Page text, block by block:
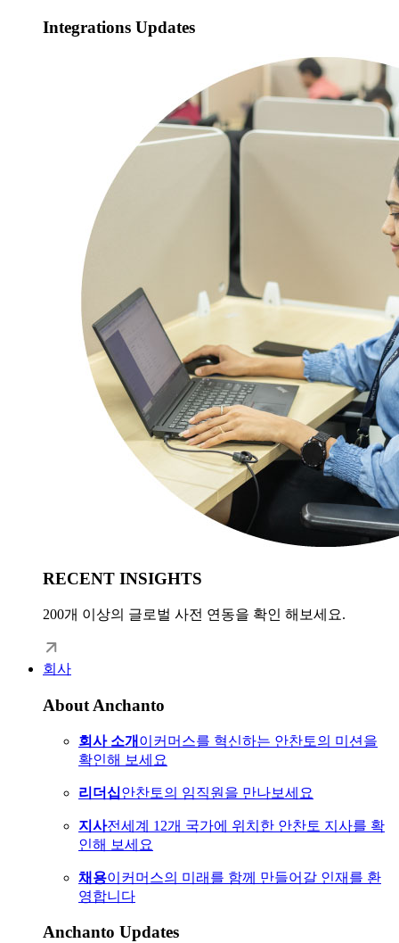
Integrations Updates
RECENT INSIGHTS
200개 이상의 글로벌 사전 연동을 확인 해보세요.
회사
About Anchanto
회사 소개 이커머스를 혁신하는 안찬토의 미션을
확인해 보세요
리더십안찬토의 임직원을 만나보세요
지사전세계 12개 국가에 위치한 안찬토 지사를 확
인해 보세요
채용이커머스의 미래를 함께 만들어갈 인재를 환
영합니다
Anchanto Updates